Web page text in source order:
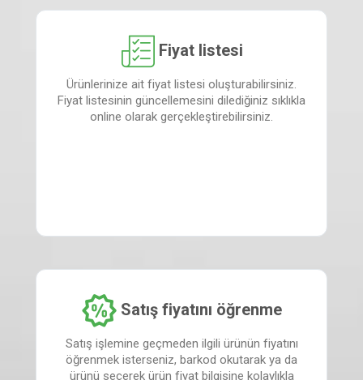
Fiyat listesi
Ürünlerinize ait fiyat listesi oluşturabilirsiniz.
Fiyat listesinin güncellemesini dilediğiniz sıklıkla
online olarak gerçekleştirebilirsiniz.
Satış fiyatını öğrenme
Satış işlemine geçmeden ilgili ürünün fiyatını
öğrenmek isterseniz, barkod okutarak ya da
ürünü seçerek ürün fiyat bilgisine kolaylıkla